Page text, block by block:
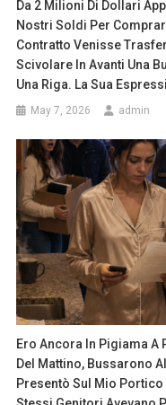
Da 2 Milioni Di Dollari
Nostri Soldi Per
Contratto Venisse
Scivolare In Avanti Una
Una Riga. La Sua
May 7, 2026 admin
Ero Ancora In Pigiama A
Del Mattino, Bussarono
Presentò Sul Mio Portico